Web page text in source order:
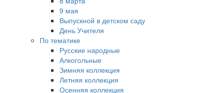
9 мая
Выпускной в детском саду
День Учителя
По тематике
Русские народные
Алкогольные
Зимняя коллекция
Летняя коллекция
Осенняя коллекция